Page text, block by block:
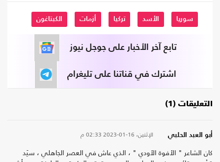
سوريا الأسد تركيا أزمات الكبتاغون
تابع آخر الأخبار على جوجل نيوز
اشترك في قناتنا على تليغرام
التعليقات (1)
أبو العبد الحلبي الإثنين، 16-01-2023 02:33 م
كان الشاعر " الأفوة الأودي " ، الذي عاش في العصر الجاهلي ، سيَد